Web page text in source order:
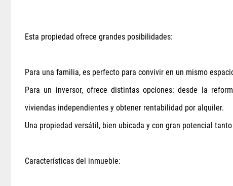
Esta propiedad ofrece grandes posibilidades:
Para una familia, es perfecto para convivir en un mismo
Para un inversor, ofrece distintas opciones: desde la
viviendas independientes y obtener rentabilidad por alquiler.
Una propiedad versátil, bien ubicada y con gran potencial
Características del inmueble: